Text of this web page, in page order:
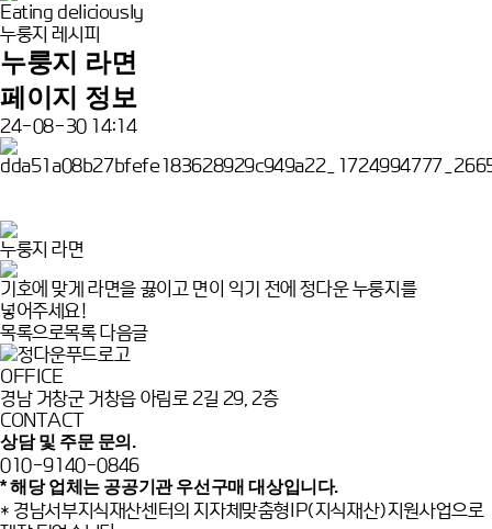
Eating deliciously
누룽지 레시피
누룽지 라면
페이지 정보
24-08-30 14:14
누룽지 라면
기호에 맞게 라면을 끓이고 면이 익기 전에 정다운 누룽지를
넣어주세요!
목록으로목록다음글
OFFICE
경남 거창군 거창읍 아림로 2길 29, 2층
CONTACT
상담 및 주문 문의.
010-9140-0846
* 해당 업체는 공공기관 우선구매 대상입니다.
* 경남서부지식재산센터의 지자체맞춤형IP(지식재산)지원사업으로